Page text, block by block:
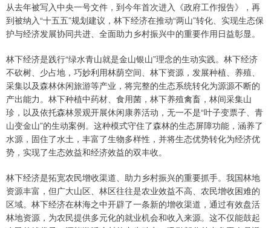
从去年被写入中央一号文件，到今年首次进入《政府工作报告》，再
到被纳入“十五五”规划建议，林下经济在推动“两山”转化、实现生态保
护与经济发展协同共进、全面助力乡村振兴中的重要作用日益彰显。
林下经济是践行“绿水青山就是金山银山”理念的生动实践。林下经济
不砍树、少占地，巧妙利用林荫空间、林下资源，发展种植、养殖、
采集以及森林休闲旅游等产业，将完整的生态系统转化为源源不断的
产出能力。林下种植中药材、食用菌，林下养殖禽畜，林间采集山
珍，以及依托森林景观开展休闲康养活动，无一不是“叶子变票子、青
山变金山”的生动案例。这种模式守住了森林的生态屏障功能，涵养了
水源，固住了水土，丰富了生物多样性，并将生态优势转化为经济优
势，实现了生态效益和经济效益的双丰收。
林下经济是拓宽农民增收渠道、助力乡村振兴的重要抓手。我国林地
资源丰富，但广大山区、林区往往是农业效益不高、农民增收困难的
区域。林下经济在林海之中开辟了一条新的增收渠道，通过有效盘活
林地资源，为农民提供多元化的就业机会和收入来源。这不仅能鼓起